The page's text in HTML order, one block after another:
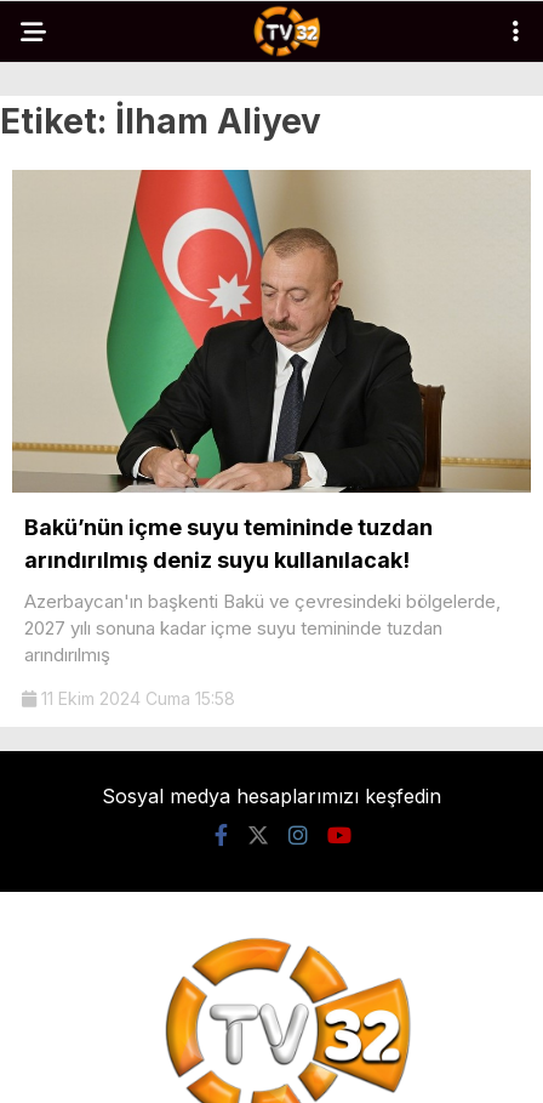
Etiket: İlham Aliyev
Bakü’nün içme suyu temininde tuzdan
arındırılmış deniz suyu kullanılacak!
Azerbaycan'ın başkenti Bakü ve çevresindeki bölgelerde,
2027 yılı sonuna kadar içme suyu temininde tuzdan
arındırılmış
11 Ekim 2024 Cuma 15:58
Sosyal medya hesaplarımızı keşfedin